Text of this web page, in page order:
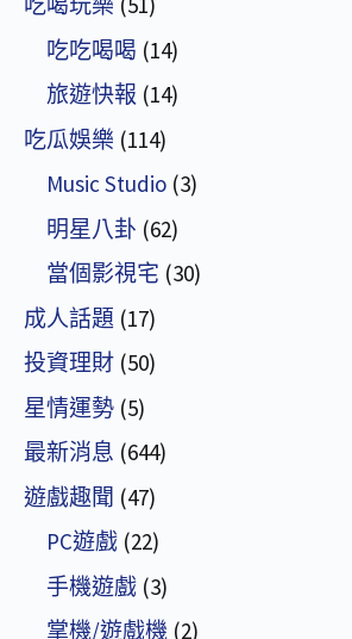
吃吃喝喝 (14)
旅遊快報 (14)
吃瓜娛樂 (114)
Music Studio (3)
明星八卦 (62)
當個影視宅 (30)
成人話題 (17)
投資理財 (50)
星情運勢 (5)
最新消息 (644)
遊戲趣聞 (47)
PC遊戲 (22)
手機遊戲 (3)
掌機/遊戲機 (2)